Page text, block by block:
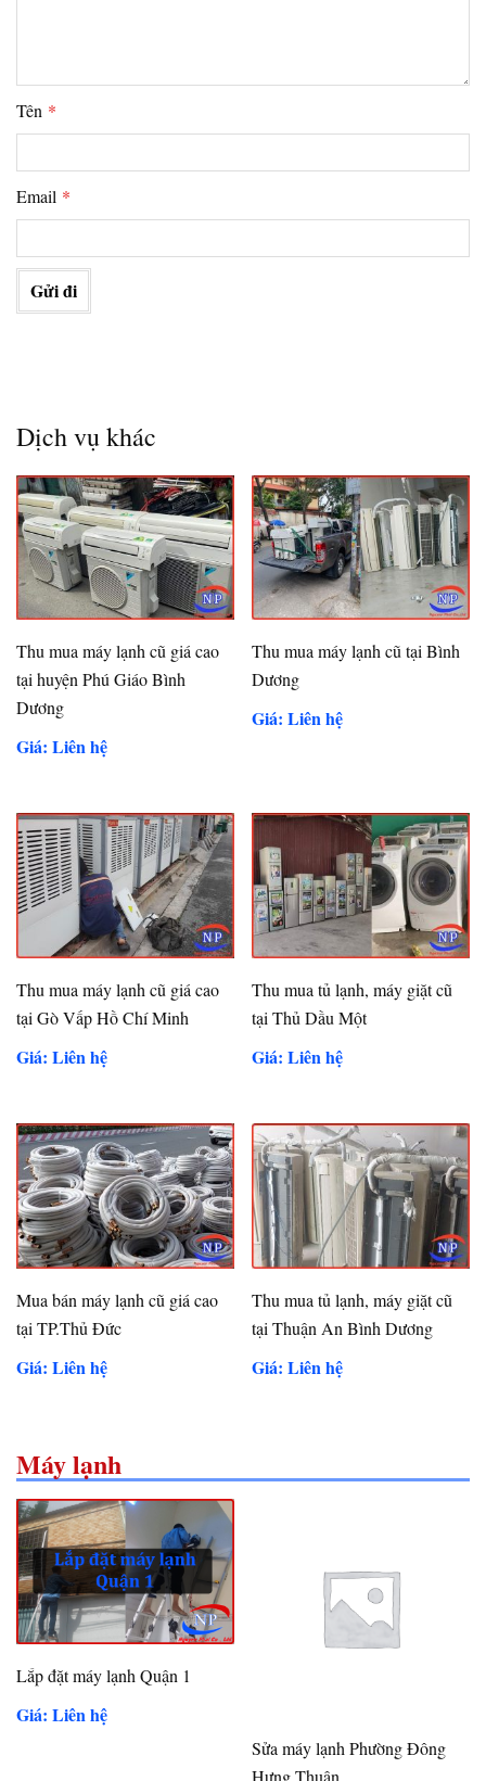
Tên *
Email *
Dịch vụ khác
Thu mua máy lạnh cũ giá cao
tại huyện Phú Giáo Bình
Dương
Giá: Liên hệ
Thu mua máy lạnh cũ tại Bình
Dương
Giá: Liên hệ
Thu mua máy lạnh cũ giá cao
tại Gò Vấp Hồ Chí Minh
Giá: Liên hệ
Thu mua tủ lạnh, máy giặt cũ
tại Thủ Dầu Một
Giá: Liên hệ
Mua bán máy lạnh cũ giá cao
tại TP.Thủ Đức
Giá: Liên hệ
Thu mua tủ lạnh, máy giặt cũ
tại Thuận An Bình Dương
Giá: Liên hệ
Máy lạnh
Lắp đặt máy lạnh Quận 1
Giá: Liên hệ
Sửa máy lạnh Phường Đông
Hưng Thuận